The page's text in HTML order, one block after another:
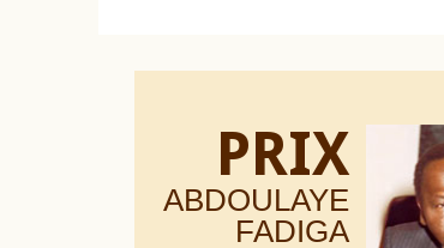
PRIX
ABDOULAYE
FADIGA